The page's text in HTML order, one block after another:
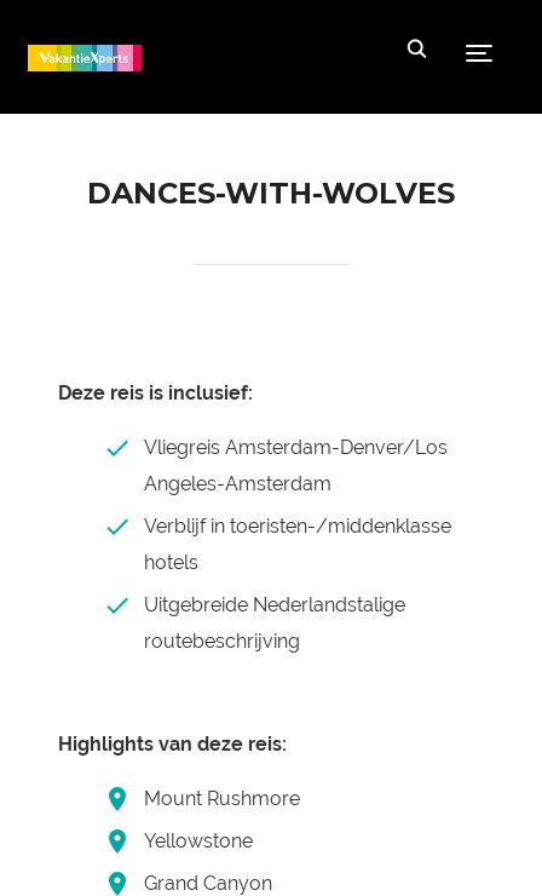
DANCES-WITH-WOLVES
Deze reis is inclusief:
Vliegreis Amsterdam-Denver/Los
Angeles-Amsterdam
Verblijf in toeristen-/middenklasse
hotels
Uitgebreide Nederlandstalige
routebeschrijving
Highlights van deze reis:
Mount Rushmore
Yellowstone
Grand Canyon